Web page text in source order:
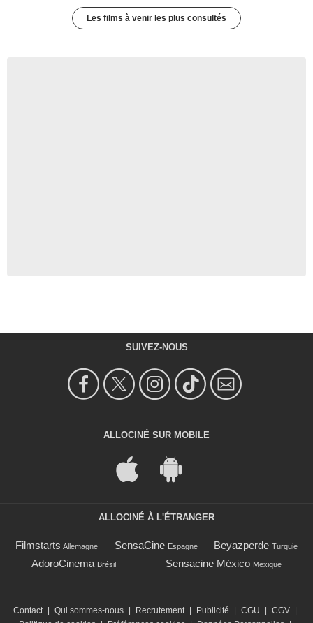
Les films à venir les plus consultés
SUIVEZ-NOUS
ALLOCINÉ SUR MOBILE
ALLOCINÉ À L'ÉTRANGER
Filmstarts Allemagne SensaCine Espagne Beyazperde Turquie
AdoroCinema Brésil Sensacine México Mexique
Contact Qui sommes-nous Recrutement Publicité CGU CGV